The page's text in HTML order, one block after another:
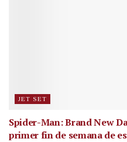
JET SET
Spider-Man: Brand New
primer fin de semana de